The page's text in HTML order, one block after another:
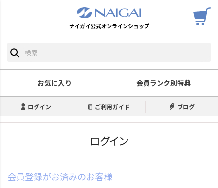
ナイガイ公式オンラインショップ
お気に入り 会員ランク別特典
ログイン ご利用ガイド ブログ
ログイン
会員登録がお済みのお客様